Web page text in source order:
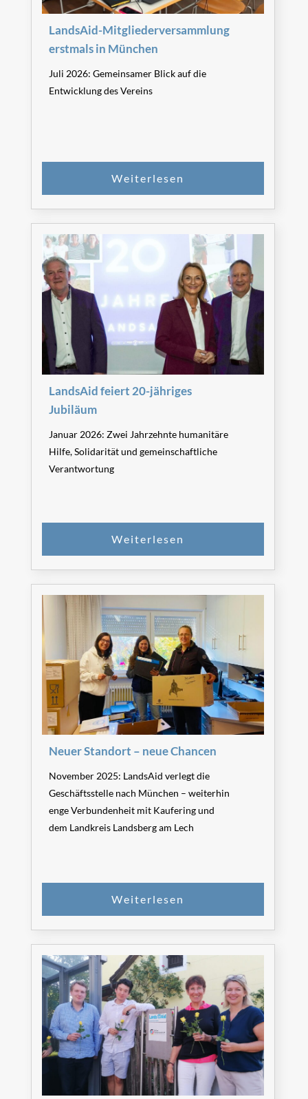
SPENDENLandsAid-Mitgliederversammlung
erstmals in München
Juli 2026: Gemeinsamer Blick auf die
Entwicklung des Vereins
LandsAid feiert 20-jähriges
Jubiläum
Januar 2026: Zwei Jahrzehnte humanitäre
Hilfe, Solidarität und gemeinschaftliche
Verantwortung
Neuer Standort – neue Chancen
November 2025: LandsAid verlegt die
Geschäftsstelle nach München – weiterhin
enge Verbundenheit mit Kaufering und
dem Landkreis Landsberg am Lech